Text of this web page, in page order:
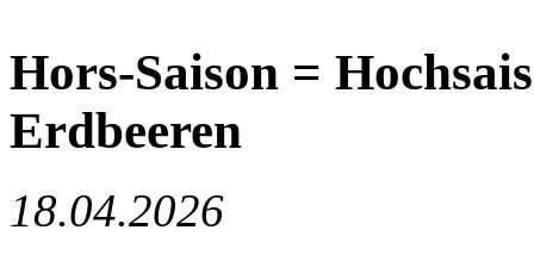
Hors-Saison =
Erdbeeren
18.04.2026